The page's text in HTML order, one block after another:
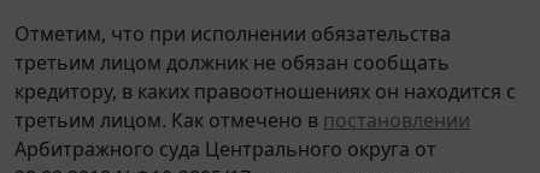
Отметим, что при исполнении обязательства
третьим лицом должник не обязан сообщать
кредитору, в каких правоотношениях он находится с
третьим лицом. Как отмечено в постановлении
Арбитражного суда Центрального округа от